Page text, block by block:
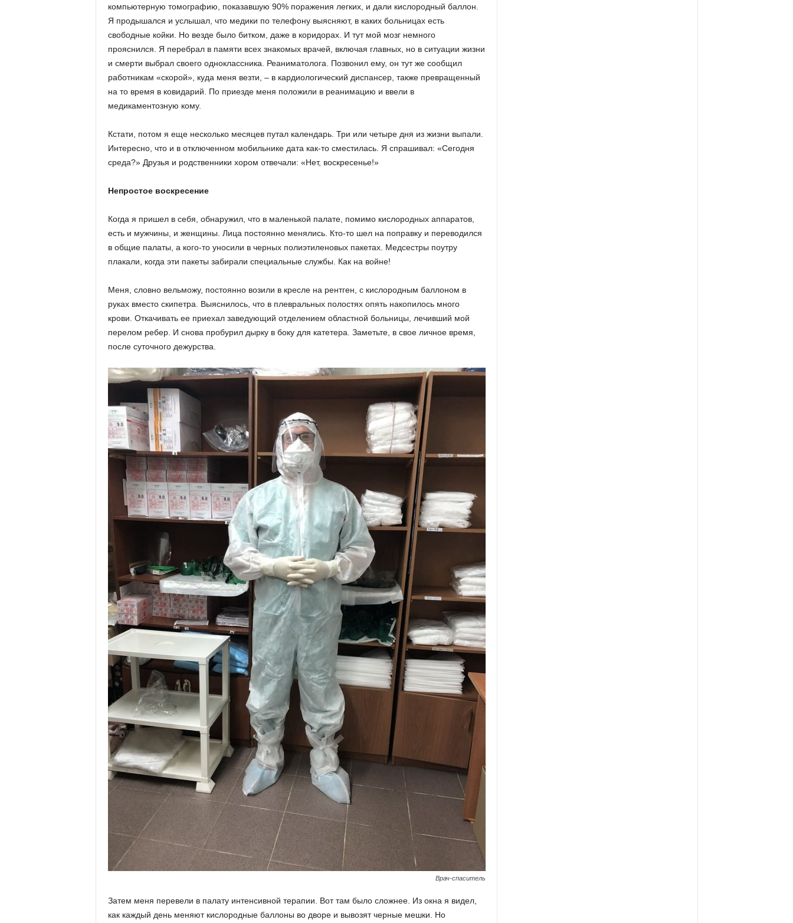
компьютерную томографию, показавшую 90% поражения легких, и дали кислородный баллон.
Я продышался и услышал, что медики по телефону выясняют, в каких больницах есть
свободные койки. Но везде было битком, даже в коридорах. И тут мой мозг немного
прояснился. Я перебрал в памяти всех знакомых врачей, включая главных, но в ситуации жизни
и смерти выбрал своего одноклассника. Реаниматолога. Позвонил ему, он тут же сообщил
работникам «скорой», куда меня везти, – в кардиологический диспансер, также превращенный
на то время в ковидарий. По приезде меня положили в реанимацию и ввели в
медикаментозную кому.
Кстати, потом я еще несколько месяцев путал календарь. Три или четыре дня из жизни выпали.
Интересно, что и в отключенном мобильнике дата как-то сместилась. Я спрашивал: «Сегодня
среда?» Друзья и родственники хором отвечали: «Нет, воскресенье!»
Непростое воскресение
Когда я пришел в себя, обнаружил, что в маленькой палате, помимо кислородных аппаратов,
есть и мужчины, и женщины. Лица постоянно менялись. Кто-то шел на поправку и переводился
в общие палаты, а кого-то уносили в черных полиэтиленовых пакетах. Медсестры поутру
плакали, когда эти пакеты забирали специальные службы. Как на войне!
Меня, словно вельможу, постоянно возили в кресле на рентген, с кислородным баллоном в
руках вместо скипетра. Выяснилось, что в плевральных полостях опять накопилось много
крови. Откачивать ее приехал заведующий отделением областной больницы, лечивший мой
перелом ребер. И снова пробурил дырку в боку для катетера. Заметьте, в свое личное время,
после суточного дежурства.
Врач-спаситель
Затем меня перевели в палату интенсивной терапии. Вот там было сложнее. Из окна я видел,
как каждый день меняют кислородные баллоны во дворе и вывозят черные мешки. Но